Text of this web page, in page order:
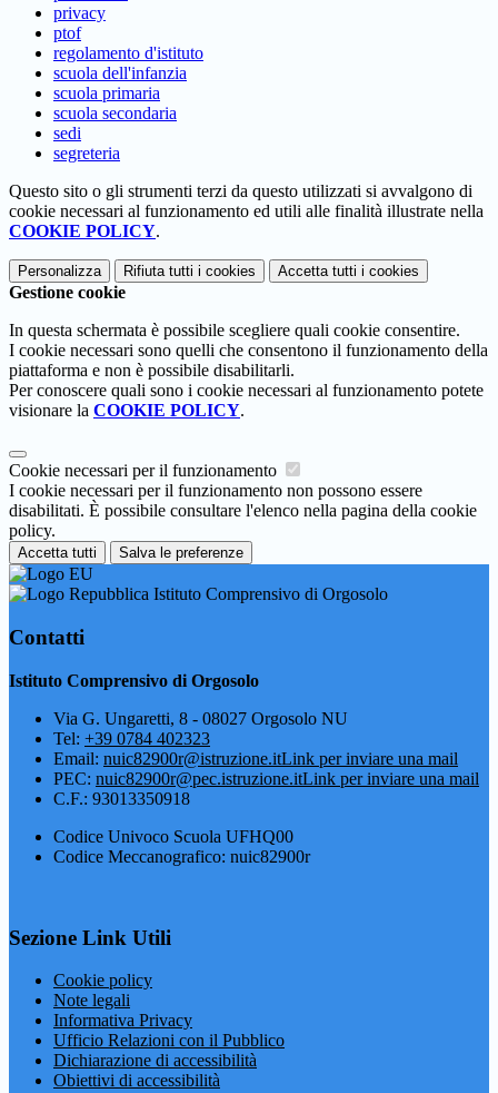
privacy
ptof
regolamento d'istituto
scuola dell'infanzia
scuola primaria
scuola secondaria
sedi
segreteria
Questo sito o gli strumenti terzi da questo utilizzati si avvalgono di
cookie necessari al funzionamento ed utili alle finalità illustrate nella
COOKIE POLICY.
Personalizza Rifiuta tutti i cookies Accetta tutti i cookies
Gestione cookie
In questa schermata è possibile scegliere quali cookie consentire.
I cookie necessari sono quelli che consentono il funzionamento della
piattaforma e non è possibile disabilitarli.
Per conoscere quali sono i cookie necessari al funzionamento potete
visionare la COOKIE POLICY.
Cookie necessari per il funzionamento
I cookie necessari per il funzionamento non possono essere
disabilitati. È possibile consultare l'elenco nella pagina della cookie
policy.
Accetta tutti Salva le preferenze
Istituto Comprensivo di Orgosolo
Contatti
Istituto Comprensivo di Orgosolo
Via G. Ungaretti, 8 - 08027 Orgosolo NU
Tel: +39 0784 402323
Email: nuic82900r@istruzione.itLink per inviare una mail
PEC: nuic82900r@pec.istruzione.itLink per inviare una mail
C.F.: 93013350918
Codice Univoco Scuola UFHQ00
Codice Meccanografico: nuic82900r
Sezione Link Utili
Cookie policy
Note legali
Informativa Privacy
Ufficio Relazioni con il Pubblico
Dichiarazione di accessibilità
Obiettivi di accessibilità